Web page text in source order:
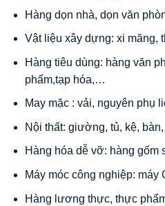
Hàng dọn nhà, dọn văn
Vật liệu xây dựng: xi măng,
Hàng tiêu dùng: hàng văn
phẩm,tạp hóa,…
May mặc : vải, nguyên phụ
Nội thất: giường, tủ, kệ,
Hàng hóa dễ vỡ: hàng
Máy móc công nghiệp:
Hàng lương thực, thực